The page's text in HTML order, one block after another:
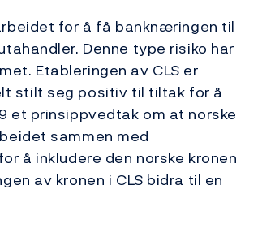
for å få banknæringen til
Denne type risiko har
Etableringen av CLS er
stilt seg positiv til tiltak for å
et prinsippvedtak om at norske
sammen med
å inkludere den norske kronen
av kronen i CLS bidra til en